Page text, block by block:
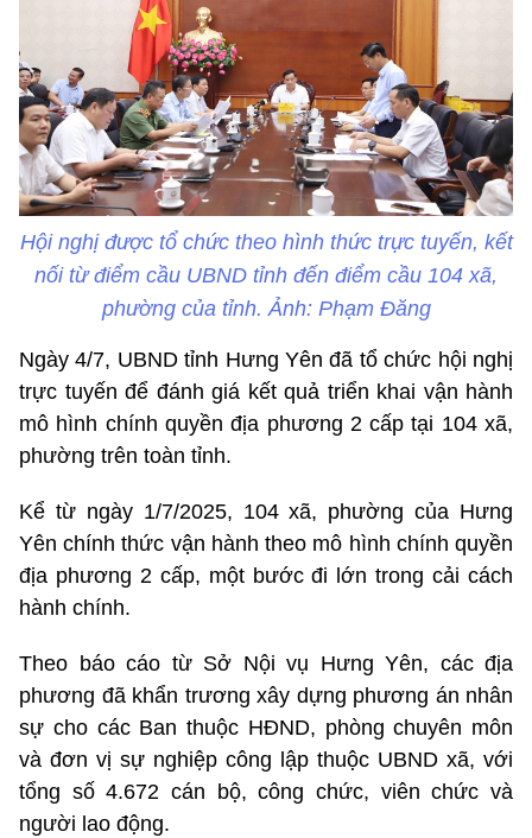
Hội nghị được tổ chức theo hình thức trực tuyến, kết
nối từ điểm cầu UBND tỉnh đến điểm cầu 104 xã,
phường của tỉnh. Ảnh: Phạm Đăng
Ngày 4/7, UBND tỉnh Hưng Yên đã tổ chức hội nghị
trực tuyến để đánh giá kết quả triển khai vận hành
mô hình chính quyền địa phương 2 cấp tại 104 xã,
phường trên toàn tỉnh.
Kể từ ngày 1/7/2025, 104 xã, phường của Hưng
Yên chính thức vận hành theo mô hình chính quyền
địa phương 2 cấp, một bước đi lớn trong cải cách
hành chính.
Theo báo cáo từ Sở Nội vụ Hưng Yên, các địa
phương đã khẩn trương xây dựng phương án nhân
sự cho các Ban thuộc HĐND, phòng chuyên môn
và đơn vị sự nghiệp công lập thuộc UBND xã, với
tổng số 4.672 cán bộ, công chức, viên chức và
người lao động.